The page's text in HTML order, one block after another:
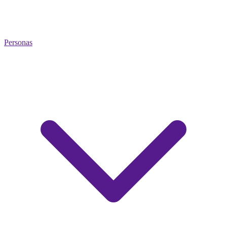
Personas